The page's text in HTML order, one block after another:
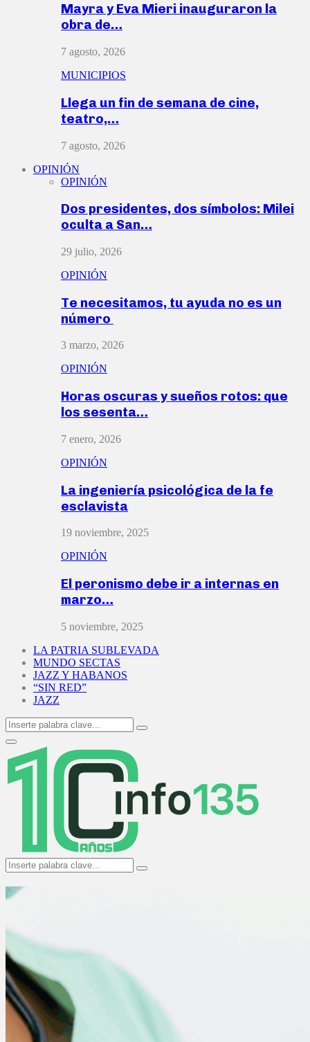
Mayra y Eva Mieri inauguraron la
obra de…
7 agosto, 2026
MUNICIPIOS
Llega un fin de semana de cine,
teatro,…
7 agosto, 2026
OPINIÓN
OPINIÓN
Dos presidentes, dos símbolos: Milei
oculta a San…
29 julio, 2026
OPINIÓN
Te necesitamos, tu ayuda no es un
número
3 marzo, 2026
OPINIÓN
Horas oscuras y sueños rotos: que
los sesenta…
7 enero, 2026
OPINIÓN
La ingeniería psicológica de la fe
esclavista
19 noviembre, 2025
OPINIÓN
El peronismo debe ir a internas en
marzo…
5 noviembre, 2025
LA PATRIA SUBLEVADA
MUNDO SECTAS
JAZZ Y HABANOS
“SIN RED”
JAZZ
Search
for:
Search
Primary
Menu
Search
for:
Search